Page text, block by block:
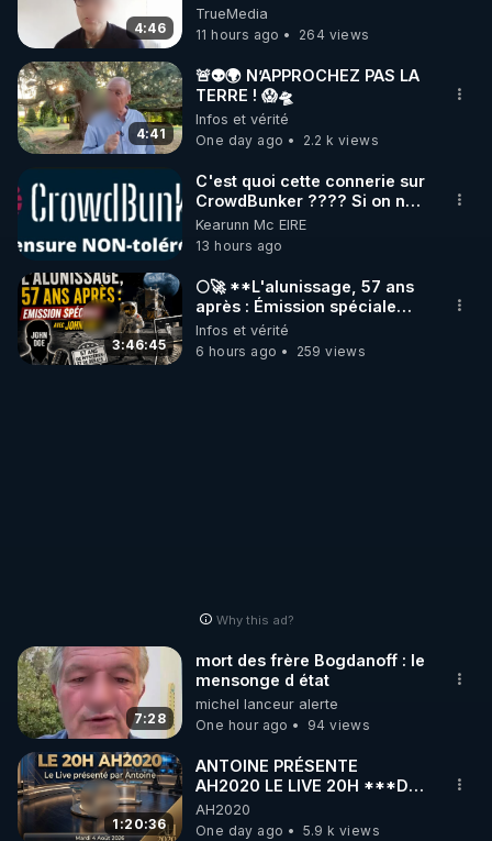
4:46
TrueMedia
11 hours ago
264 views
4:41
🚨👽🌍 N’APPROCHEZ PAS LA
TERRE ! 😱🛸
Infos et vérité
One day ago
2.2 k views
C'est quoi cette connerie sur
CrowdBunker ???? Si on ne
peut plus publier, c'est un
peu de la censure. Ne payez
pas les boucliers pour voir
mes vidéos, c'est une
arnaque parce que ma
chaine et mon travail sont
gratuits. Je préfère la voir
mourir que de voir mes
Kearunn Mc EIRE
13 hours ago
3:46:45
🌕🚀 **L'alunissage, 57 ans
après : Émission spéciale
avec John Doe !** 👨 🚀✨
Infos et vérité
6 hours ago
259 views
Why this ad?
7:28
mort des frère Bogdanoff : le
mensonge d état
michel lanceur alerte
One hour ago
94 views
1:20:36
ANTOINE PRÉSENTE
AH2020 LE LIVE 20H ***DU
04/08/2026*** 📷LE
GRAND RÉVEIL EST EN
AH2020
One day ago
5.9 k views